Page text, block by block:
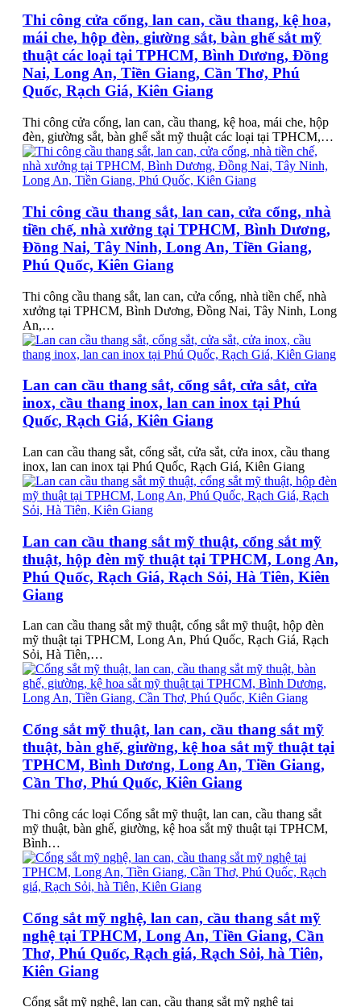
Thi công cửa cổng, lan can, cầu thang, kệ hoa,
mái che, hộp đèn, giường sắt, bàn ghế sắt mỹ
thuật các loại tại TPHCM, Bình Dương, Đồng
Nai, Long An, Tiền Giang, Cần Thơ, Phú
Quốc, Rạch Giá, Kiên Giang
Thi công cửa cổng, lan can, cầu thang, kệ hoa, mái che, hộp
đèn, giường sắt, bàn ghế sắt mỹ thuật các loại tại TPHCM,…
Thi công cầu thang sắt, lan can, cửa cổng, nhà
tiền chế, nhà xưởng tại TPHCM, Bình Dương,
Đồng Nai, Tây Ninh, Long An, Tiền Giang,
Phú Quốc, Kiên Giang
Thi công cầu thang sắt, lan can, cửa cổng, nhà tiền chế, nhà
xưởng tại TPHCM, Bình Dương, Đồng Nai, Tây Ninh, Long
An,…
Lan can cầu thang sắt, cổng sắt, cửa sắt, cửa
inox, cầu thang inox, lan can inox tại Phú
Quốc, Rạch Giá, Kiên Giang
Lan can cầu thang sắt, cổng sắt, cửa sắt, cửa inox, cầu thang
inox, lan can inox tại Phú Quốc, Rạch Giá, Kiên Giang
Lan can cầu thang sắt mỹ thuật, cổng sắt mỹ
thuật, hộp đèn mỹ thuật tại TPHCM, Long An,
Phú Quốc, Rạch Giá, Rạch Sỏi, Hà Tiên, Kiên
Giang
Lan can cầu thang sắt mỹ thuật, cổng sắt mỹ thuật, hộp đèn
mỹ thuật tại TPHCM, Long An, Phú Quốc, Rạch Giá, Rạch
Sỏi, Hà Tiên,…
Cổng sắt mỹ thuật, lan can, cầu thang sắt mỹ
thuật, bàn ghế, giường, kệ hoa sắt mỹ thuật tại
TPHCM, Bình Dương, Long An, Tiền Giang,
Cần Thơ, Phú Quốc, Kiên Giang
Thi công các loại Cổng sắt mỹ thuật, lan can, cầu thang sắt
mỹ thuật, bàn ghế, giường, kệ hoa sắt mỹ thuật tại TPHCM,
Bình…
Cổng sắt mỹ nghệ, lan can, cầu thang sắt mỹ
nghệ tại TPHCM, Long An, Tiền Giang, Cần
Thơ, Phú Quốc, Rạch giá, Rạch Sỏi, hà Tiên,
Kiên Giang
Cổng sắt mỹ nghệ, lan can, cầu thang sắt mỹ nghệ tại